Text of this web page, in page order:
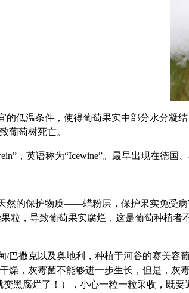
的低温条件，使得葡萄果实中部分水分凝
葡萄树死亡。
，英语称为“Icewine”。最早出现在德
然的保护物质——蜡粉层，保护果实免受
果粒，导致葡萄果实腐烂，这是葡萄种植
/巴撒克以及奥地利，种植于河谷的赛美
燥，灰霉菌不能够进一步生长，但是，
黑腐烂了！），小心一粒一粒采收，既